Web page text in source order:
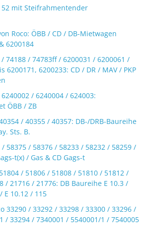
52 mit Steifrahmentender
Roco: ÖBB / CD / DB-Mietwagen
6200184
74188 / 74783ff / 6200031 / 6200061 /
6200171, 6200233: CD / DR / MAV / PKP
/ 6240004 / 624003:
ÖBB / ZB
/ 40355 / 40357: DB-/DRB-Baureihe
Sts. B.
58375 / 58376 / 58233 / 58232 / 58259 /
t(x) / Gas & CD Gags-t
/ 51806 / 51808 / 51810 / 51812 /
/ 21716 / 21776: DB Baureihe E 10.3 /
E 10.12 / 115
33290 / 33292 / 33298 / 33300 / 33296 /
/ 33294 / 7340001 / 5540001/1 / 7540005